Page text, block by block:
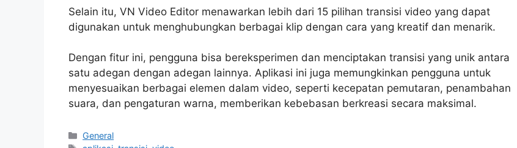
Selain itu, VN Video Editor menawarkan lebih dari 15 pilihan transisi video yang dapat
digunakan untuk menghubungkan berbagai klip dengan cara yang kreatif dan menarik.
Dengan fitur ini, pengguna bisa bereksperimen dan menciptakan transisi yang unik antara
satu adegan dengan adegan lainnya. Aplikasi ini juga memungkinkan pengguna untuk
menyesuaikan berbagai elemen dalam video, seperti kecepatan pemutaran, penambahan
suara, dan pengaturan warna, memberikan kebebasan berkreasi secara maksimal.
Categories
General